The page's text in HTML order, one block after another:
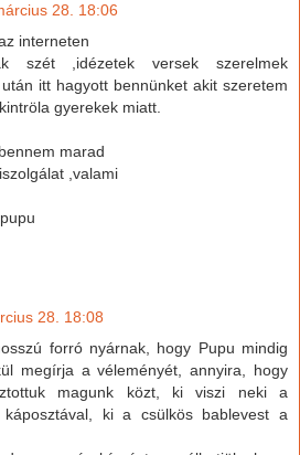
28. 18:06
interneten
szét ,idézetek versek szerelmek
itt hagyott bennünket akit szeretem
gyerekek miatt.
marad
,valami
28. 18:08
forró nyárnak, hogy Pupu mindig
megírja a véleményét, annyira, hogy
magunk közt, ki viszi neki a
káposztával, ki a csülkös bablevest a